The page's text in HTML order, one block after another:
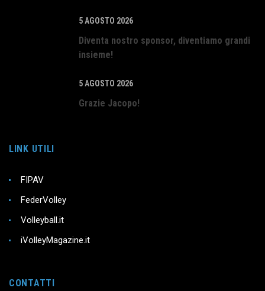
5 AGOSTO 2026
Diventa nostro sponsor, diventiamo grandi
insieme!
5 AGOSTO 2026
Grazie Jacopo!
LINK UTILI
FIPAV
FederVolley
Volleyball.it
iVolleyMagazine.it
CONTATTI